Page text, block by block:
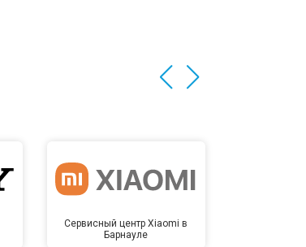
Сервисный центр Xiaomi в
Барнауле